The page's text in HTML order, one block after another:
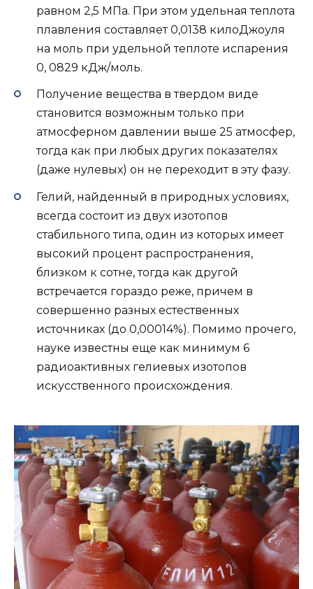
равном 2,5 МПа. При этом удельная теплота
плавления составляет 0,0138 килоДжоуля
на моль при удельной теплоте испарения
0, 0829 кДж/моль.
Получение вещества в твердом виде
становится возможным только при
атмосферном давлении выше 25 атмосфер,
тогда как при любых других показателях
(даже нулевых) он не переходит в эту фазу.
Гелий, найденный в природных условиях,
всегда состоит из двух изотопов
стабильного типа, один из которых имеет
высокий процент распространения,
близком к сотне, тогда как другой
встречается гораздо реже, причем в
совершенно разных естественных
источниках (до 0,00014%). Помимо прочего,
науке известны еще как минимум 6
радиоактивных гелиевых изотопов
искусственного происхождения.